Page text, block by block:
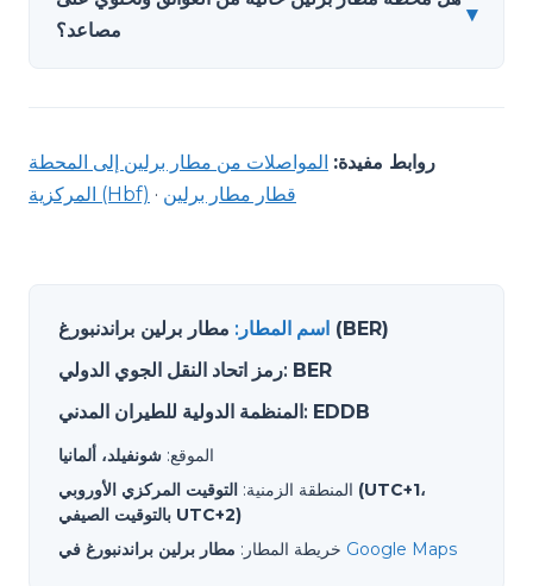
مصاعد؟
▾
روابط مفيدة: المواصلات من مطار برلين إلى المحطة
المركزية (Hbf) · قطار مطار برلين
اسم المطار :
مطار برلين براندنبورغ (BER)
رمز اتحاد النقل الجوي الدولي: BER
المنظمة الدولية للطيران المدني: EDDB
الموقع: شونفيلد، ألمانيا
المنطقة الزمنية: التوقيت المركزي الأوروبي (UTC+1،
بالتوقيت الصيفي UTC+2)
خريطة المطار : مطار برلين براندنبورغ في Google Maps